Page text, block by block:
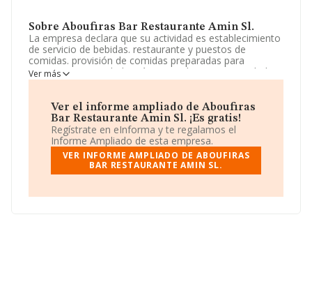
Sobre Aboufiras Bar Restaurante Amin Sl.
La empresa declara que su actividad es establecimiento
de servicio de bebidas. restaurante y puestos de
comidas. provisión de comidas preparadas para
eventos. La sociedad está registrada como Sociedad
Limitada. Su actividad CNAE es '%cnae%' con código
exteriores.
La empresaAboufiras Bar Restaurante Amin S.L
con NIF B75972497, se encuentra en Plaza Mayor núm.
21, (49400), Fuentesauco, Zamora, Castilla-león.
En relación con el sector y disponiendo de los datos de
nacional alcanza los 31.947 millones de euros y se
Ver más
Ver el informe ampliado de Aboufiras
Bar Restaurante Amin Sl. ¡Es gratis!
Regístrate en eInforma y te regalamos el
Informe Ampliado de esta empresa.
VER INFORME AMPLIADO DE ABOUFIRAS
BAR RESTAURANTE AMIN SL.